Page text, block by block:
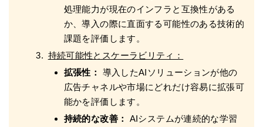
処理能力が現在のインフラと互換性がある
か、導入の際に直面する可能性のある技術的
課題を評価します。
持続可能性とスケーラビリティ：
拡張性：
導入したAIソリューションが他の
広告チャネルや市場にどれだけ容易に拡張可
能かを評価します。
持続的な改善：
AIシステムが連続的な学習